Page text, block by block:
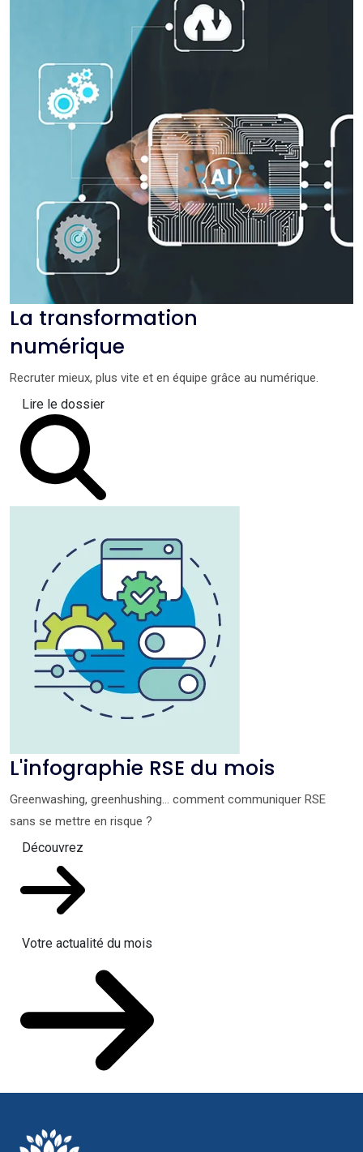
La transformation
numérique
Recruter mieux, plus vite et en équipe grâce au numérique.
Lire le dossier
L'infographie RSE du mois
Greenwashing, greenhushing… comment communiquer RSE
sans se mettre en risque ?
Découvrez
Votre actualité du mois